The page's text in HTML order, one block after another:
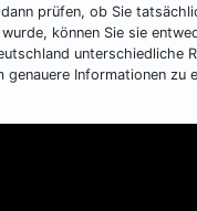
prüfen, ob Sie
können Sie sie
unterschiedliche
genauere Informationen